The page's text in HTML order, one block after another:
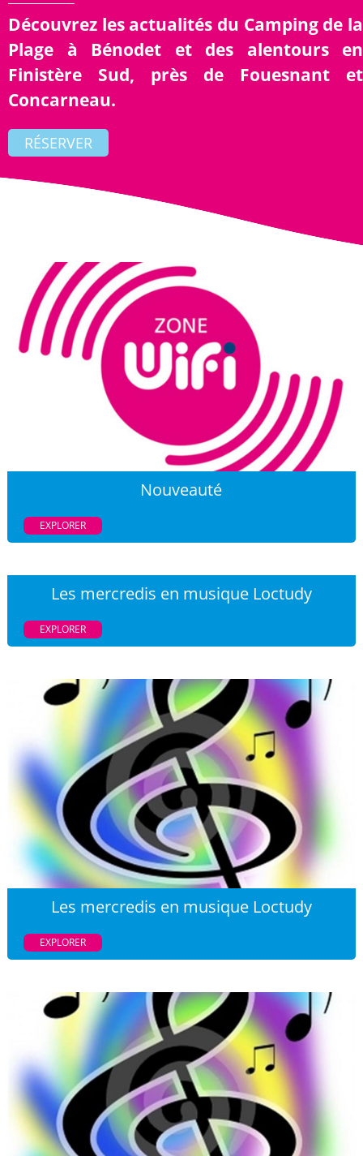
Découvrez les actualités du Camping de la
Plage à Bénodet et des alentours en
Finistère Sud, près de Fouesnant et
Concarneau.
RÉSERVER
Nouveauté
EXPLORER
Les mercredis en musique Loctudy
EXPLORER
Les mercredis en musique Loctudy
EXPLORER